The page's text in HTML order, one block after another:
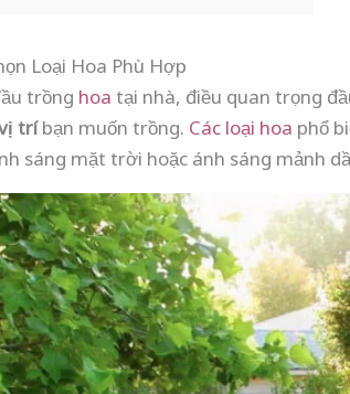
Loại Hoa Phù Hợp
trồng hoa tại nhà, điều quan trọng
tríbạn muốn trồng. Các loại hoa phổ
sáng mặt trời hoặc ánh sáng mảnh